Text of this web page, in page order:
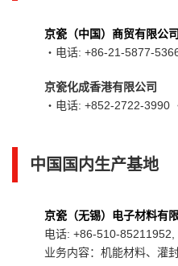
京瓷（中国）商贸有限公司
・电话: +86-21-5877-
京瓷化成香港有限公司
・电话: +852-2722-3990
中国国内生产基地
京瓷（无锡）电子材料有
电话: +86-510-
业务内容：机能材料、灌